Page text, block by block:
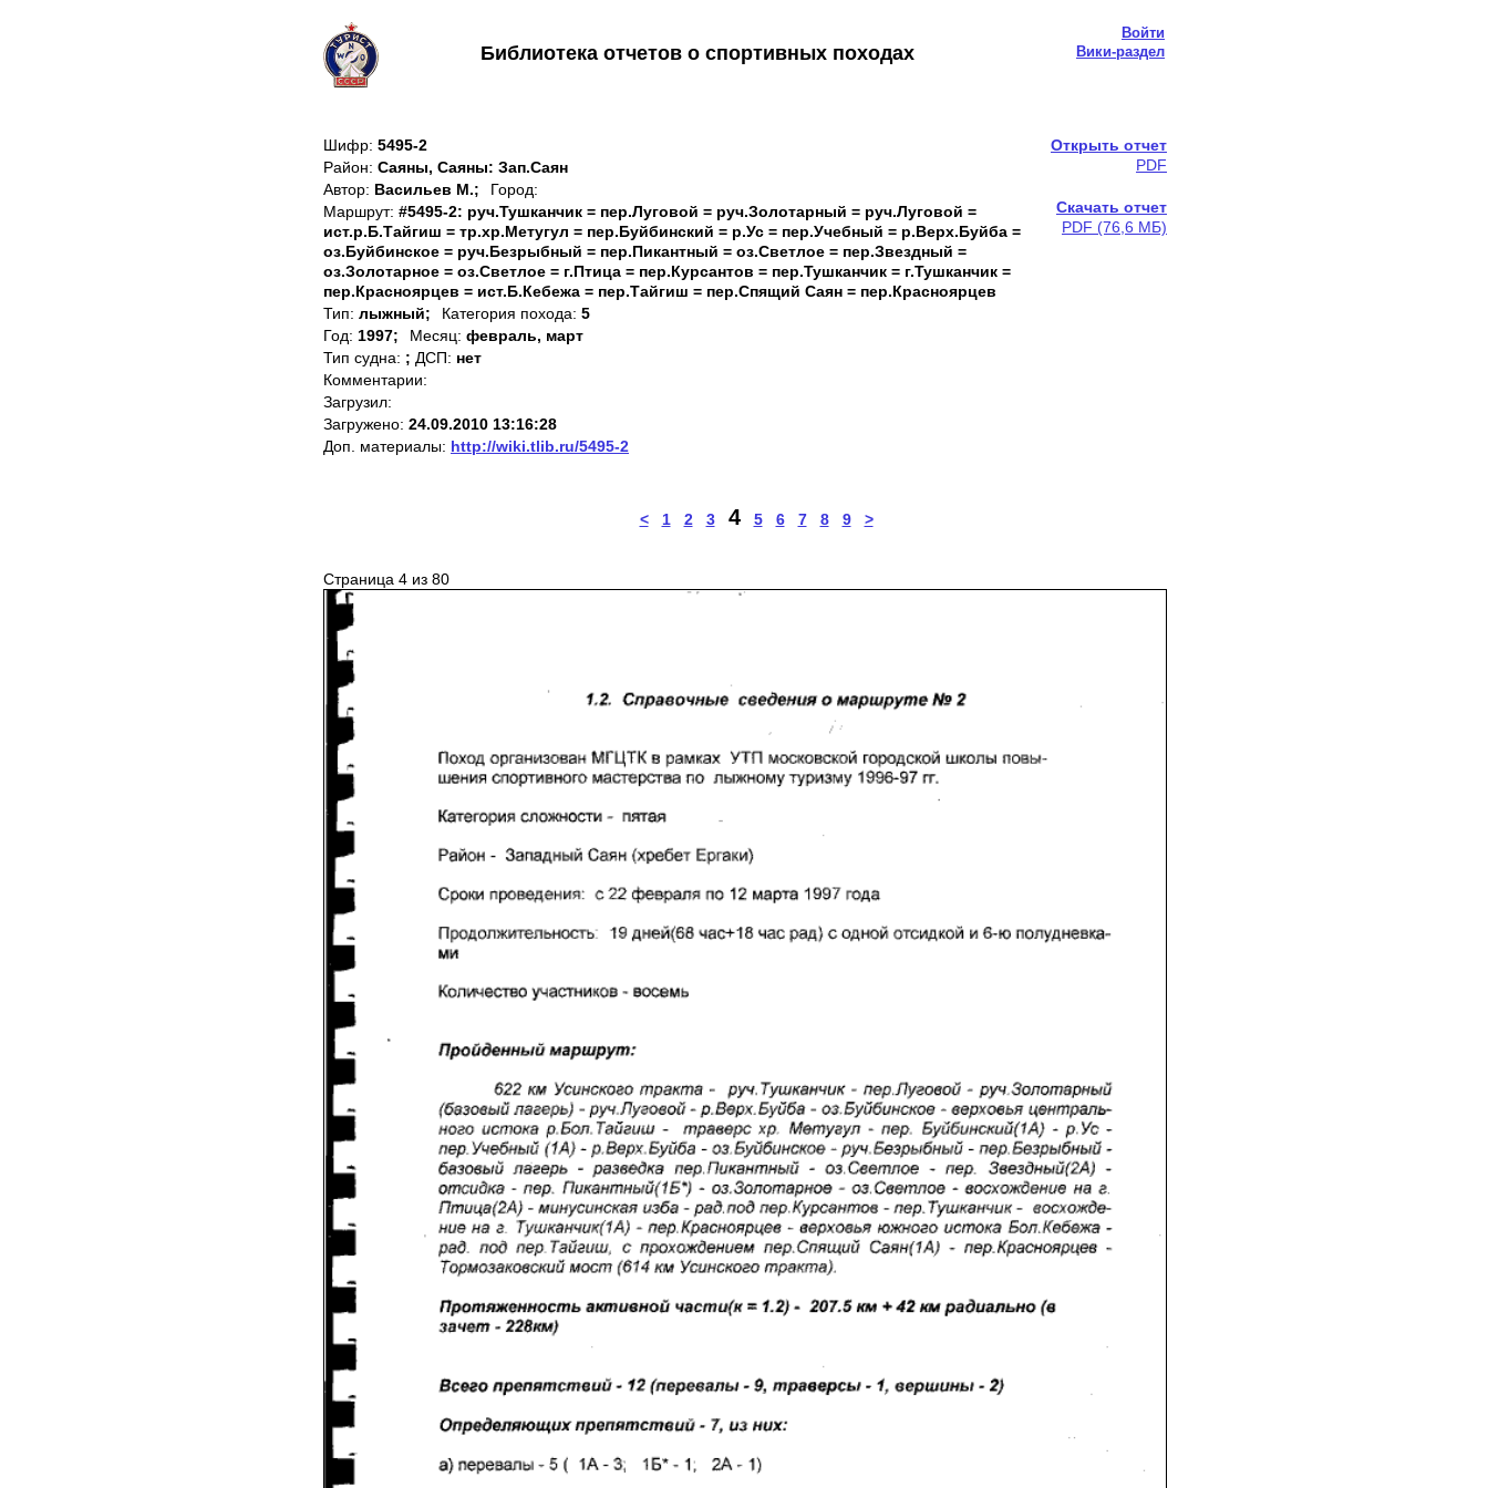
Войти
Библиотека отчетов о спортивных походах Вики-раздел
Шифр: 5495-2
Район: Саяны, Саяны: Зап.Саян
Автор: Васильев М.;
Город:
Маршрут: #5495-2: руч.Тушканчик = пер.Луговой = руч.Золотарный = руч.Луговой =
ист.р.Б.Тайгиш = тр.хр.Метугул = пер.Буйбинский = р.Ус = пер.Учебный = р.Верх.Буйба =
оз.Буйбинское = руч.Безрыбный = пер.Пикантный = оз.Светлое = пер.Звездный =
оз.Золотарное = оз.Светлое = г.Птица = пер.Курсантов = пер.Тушканчик = г.Тушканчик =
пер.Красноярцев = ист.Б.Кебежа = пер.Тайгиш = пер.Спящий Саян = пер.Красноярцев
Тип: лыжный; Категория похода: 5
Год: 1997; Месяц: февраль, март
Тип судна: ; ДСП: нет
Комментарии:
Загрузил:
Загружено: 24.09.2010 13:16:28
Доп. материалы: http://wiki.tlib.ru/5495-2
Открыть отчет
PDF
Скачать отчет
PDF (76,6 МБ)
< 1 2 3 4 5 6 7 8 9 >
Страница 4 из 80